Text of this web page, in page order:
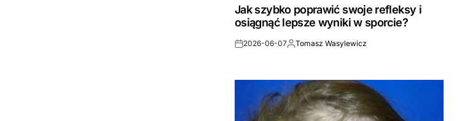
IN
Jak szybko poprawić swoje refleksy i
osiągnąć lepsze wyniki w sporcie?
Post2026-06-07By:Tomasz Wasylewicz